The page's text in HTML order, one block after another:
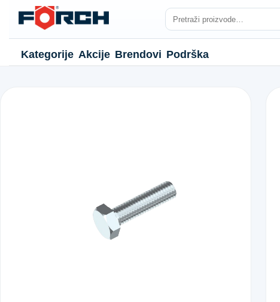
Kategorije Akcije Brendovi Podrška